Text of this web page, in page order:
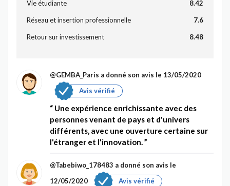
Vie étudiante 8.42
Réseau et insertion professionnelle 7.6
Retour sur investissement 8.48
@GEMBA_Paris a donné son avis le 13/05/2020
Avis vérifié
Une expérience enrichissante avec des
personnes venant de pays et d'univers
différents, avec une ouverture certaine sur
l'étranger et l'innovation.
@Tabebiwo_178483 a donné son avis le
12/05/2020
Avis vérifié